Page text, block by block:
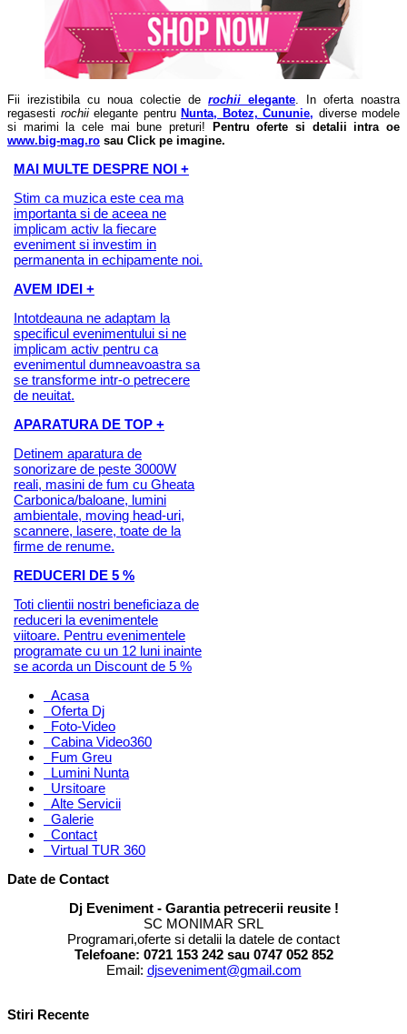
Fii irezistibila cu noua colectie de rochii elegante . In oferta noastra
regasesti rochiielegante pentru Nunta, Botez, Cununie, diverse modele
si marimi la cele mai bune preturi! Pentru oferte si detalii intra oe
www.big-mag.ro sau Click pe imagine.
MAI MULTE DESPRE NOI +
Stim ca muzica este cea ma
importanta si de aceea ne
implicam activ la fiecare
eveniment si investim in
permanenta in echipamente noi.
AVEM IDEI +
Intotdeauna ne adaptam la
specificul evenimentului si ne
implicam activ pentru ca
evenimentul dumneavoastra sa
se transforme intr-o petrecere
de neuitat.
APARATURA DE TOP +
Detinem aparatura de
sonorizare de peste 3000W
reali, masini de fum cu Gheata
Carbonica/baloane, lumini
ambientale, moving head-uri,
scannere, lasere, toate de la
firme de renume.
REDUCERI DE 5 %
Toti clientii nostri beneficiaza de
reduceri la evenimentele
viitoare. Pentru evenimentele
programate cu un 12 luni inainte
se acorda un Discount de 5 %
Acasa
Oferta Dj
Foto-Video
Cabina Video360
Fum Greu
Lumini Nunta
Ursitoare
Alte Servicii
Galerie
Contact
Virtual TUR 360
Date de Contact
Dj Eveniment - Garantia petrecerii reusite !
SC MONIMAR SRL
Programari,oferte si detalii la datele de contact
Telefoane: 0721 153 242 sau 0747 052 852
Email: djseveniment@gmail.com
Stiri Recente